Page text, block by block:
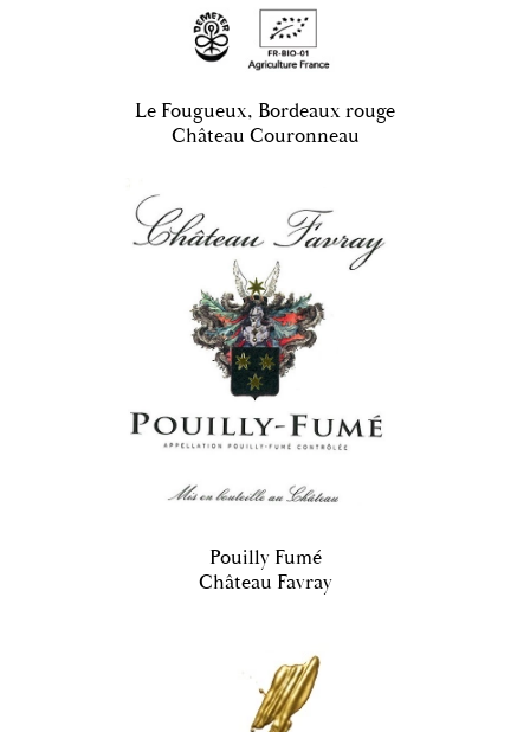
Le Fougueux, Bordeaux rouge
Château Couronneau
Pouilly Fumé
Château Favray